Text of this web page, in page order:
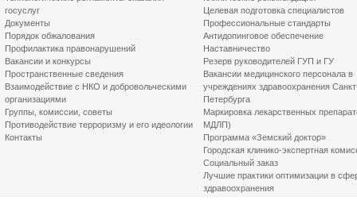
госуслуг
Документы
Порядок обжалования
Профилактика правонарушений
Вакансии и конкурсы
Пространственные сведения
Взаимодействие с НКО и добровольческими
организациями
Группы, комиссии, советы
Противодействие терроризму и его идеологии
Контакты
Целевая подготовка специалистов
Профессиональные стандарты
Антидопинговое обеспечение
Наставничество
Резерв руководителей ГУП и ГУ
Вакансии медицинского персонала в
учреждениях здравоохранения
Петербурга
Маркировка лекарственных
МДЛП)
Программа «Земский доктор»
Городская клинико-экспертная
Социальный заказ
Лучшие практики оптимизации в
здравоохранения